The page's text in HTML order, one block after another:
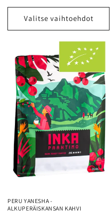
Valitse vaihtoehdot
PERU YANESHA -
ALKUPERÄISKANSAN KAHVI